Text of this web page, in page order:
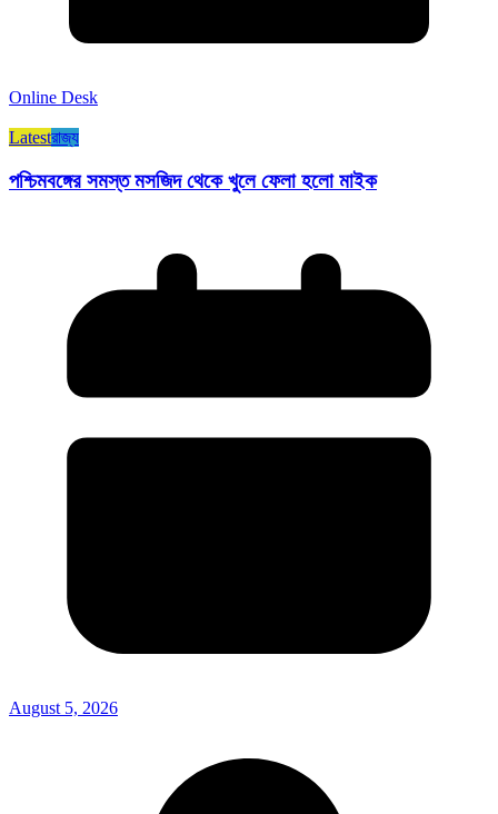
Online Desk
Latestরাজ্য​
পশ্চিমবঙ্গের সমস্ত মসজিদ থেকে খুলে ফেলা হলো মাইক
August 5, 2026